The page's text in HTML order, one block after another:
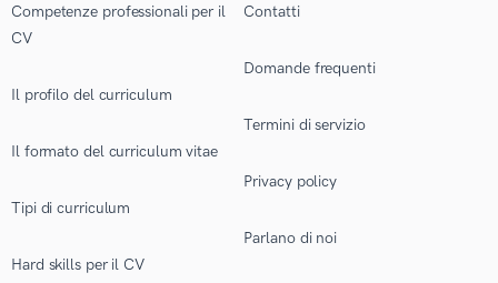
Competenze professionali per il
CV
Il profilo del curriculum
Il formato del curriculum vitae
Tipi di curriculum
Hard skills per il CV
Contatti
Domande frequenti
Termini di servizio
Privacy policy
Parlano di noi